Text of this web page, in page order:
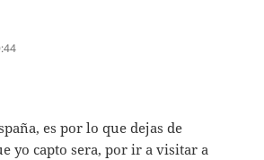
es por lo que dejas de
yo capto sera, por ir a visitar a